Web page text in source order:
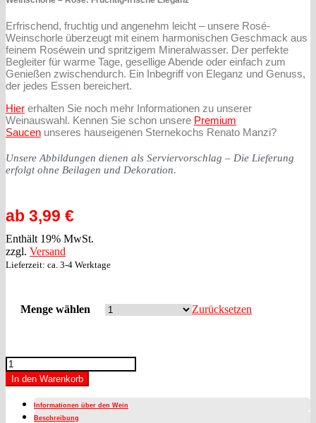
Erfrischend, fruchtig und angenehm leicht – unsere Rosé-
Weinschorle überzeugt mit einem harmonischen Geschmack aus
feinem Roséwein und spritzigem Mineralwasser. Der perfekte
Begleiter für warme Tage, gesellige Abende oder einfach zum
Genießen zwischendurch. Ein Inbegriff von Eleganz und Genuss,
der jedes Essen bereichert.
Hier erhalten Sie noch mehr Informationen zu unserer
Weinauswahl. Kennen Sie schon unsere Premium
Saucen unseres hauseigenen Sternekochs Renato Manzi?
Unsere Abbildungen dienen als Serviervorschlag – Die Lieferung
erfolgt ohne Beilagen und Dekoration.
ab 3,99 €
Enthält 19% MwSt.
zzgl. Versand
Lieferzeit: ca. 3-4 Werktage
Menge wählen Zurücksetzen
Weinschorle
-
Rosé
Menge
In den Warenkorb
Informationen über den Wein
Beschreibung